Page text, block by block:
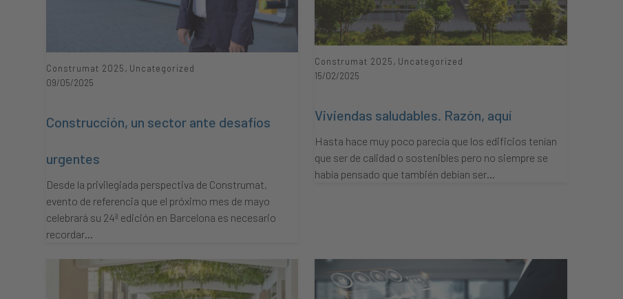
Construmat 2025 , Uncategorized
09/05/2025
Construcción, un sector ante desafíos
urgentes
Desde la privilegiada perspectiva de Construmat,
evento de referencia que el próximo mes de mayo
celebrará su 24ª edición en Barcelona es necesario
recordar…
Construmat 2025 , Uncategorized
15/02/2025
Viviendas saludables. Razón, aquí
Hasta hace muy poco parecía que los edificios tenían
que ser de calidad o sostenibles pero no siempre se
había pensado que también debían ser…